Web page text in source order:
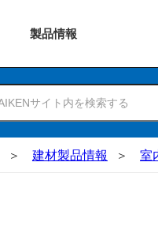
製品情報
建材製品情報 室